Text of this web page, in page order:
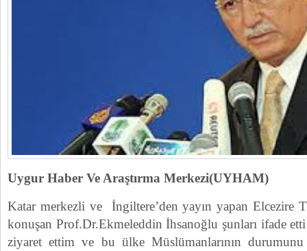
Uygur Haber Ve Araştırma Merkezi(UYHAM)
Katar merkezli ve İngiltere’den yayın yapan Elcezire
konuşan Prof.Dr.Ekmeleddin İhsanoğlu şunları ifade
ziyaret ettim ve bu ülke Müslümanlarının